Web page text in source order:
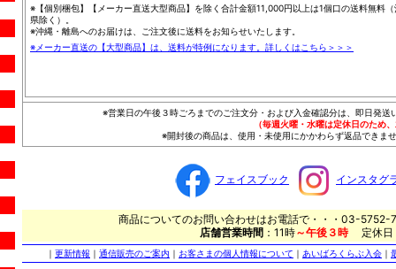
※【個別梱包】【メーカー直送大型商品】を除く合計金額11,000円以上は1個口の送料無料（
県除く）。
※沖縄・離島へのお届けは、ご注文後に送料をお知らせいたします。
※メーカー直送の【大型商品】は、送料が特例になります。詳しくはこちら＞＞＞
※営業日の午後３時ごろまでのご注文分・および入金確認分は、即日発
（毎週火曜・水曜は定休日のため
※開封後の商品は、使用・未使用にかかわらず返品できま
フェイスブック インスタグ
商品についてのお問い合わせはお電話で・・・03-5752-
店舗営業時間 ：11時～午後３時 定休
｜ 更新情報 ｜ 通信販売のご案内 ｜ お客さまの個人情報について ｜ あいばろくらぶ入会 ｜